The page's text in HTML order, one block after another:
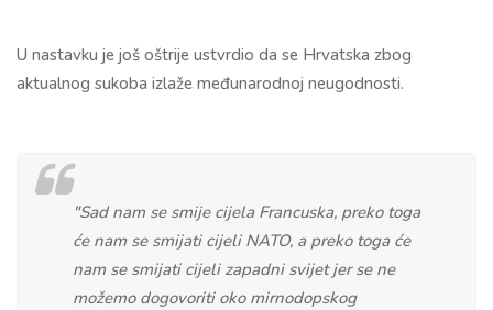
U nastavku je još oštrije ustvrdio da se Hrvatska zbog
aktualnog sukoba izlaže međunarodnoj neugodnosti.
"Sad nam se smije cijela Francuska, preko toga
će nam se smijati cijeli NATO, a preko toga će
nam se smijati cijeli zapadni svijet jer se ne
možemo dogovoriti oko mirnodopskog